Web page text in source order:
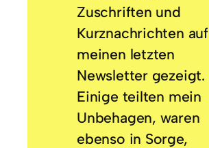
Zuschriften und
Kurznachrichten auf
meinen letzten
Newsletter gezeigt.
Einige teilten mein
Unbehagen, waren
ebenso in Sorge,